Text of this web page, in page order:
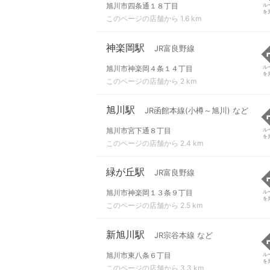
旭川市四条通１８丁目
このページの店舗から 1.6 km
ル
を
神楽岡駅 JR富良野線
旭川市神楽岡４条１４丁目
このページの店舗から 2 km
ル
を
旭川駅 JR函館本線(小樽～旭川) など
旭川市宮下通８丁目
このページの店舗から 2.4 km
ル
を
緑が丘駅 JR富良野線
旭川市神楽岡１３条９丁目
このページの店舗から 2.5 km
ル
を
新旭川駅 JR宗谷本線 など
旭川市東八条６丁目
このページの店舗から 3.3 km
ル
を